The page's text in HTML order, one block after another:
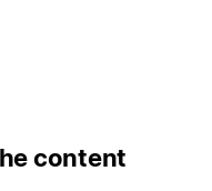
content